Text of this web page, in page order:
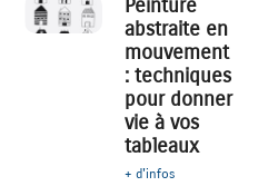
Peinture
abstraite en
mouvement
: techniques
pour donner
vie à vos
tableaux
+ d'infos